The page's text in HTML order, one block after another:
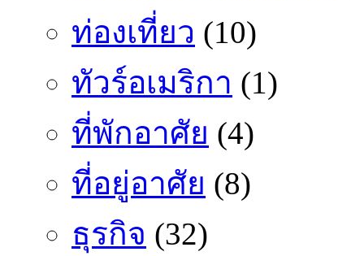
ท่องเที่ยว (10)
ทัวร์อเมริกา (1)
ที่พักอาศัย (4)
ที่อยู่อาศัย (8)
ธุรกิจ (32)